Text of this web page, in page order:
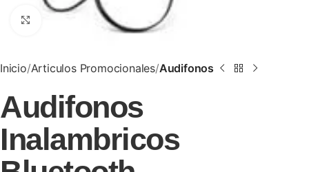
Clic para ampliar
Inicio Articulos Promocionales Audifonos
Audifonos
Inalambricos